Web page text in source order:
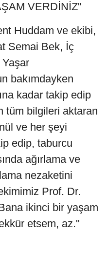
VERDİNİZ"
Huddam ve ekibi,
Semai Bek, İç
Yaşar
bakımdayken
kadar takip edip
tüm bilgileri aktaran
ve her şeyi
edip, taburcu
ağırlama ve
nezaketini
Prof. Dr.
ikinci bir yaşam
etsem, az."